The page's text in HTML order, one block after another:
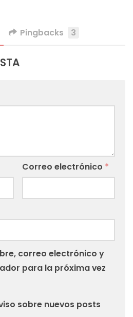
Pingbacks 3
Correo electrónico *
correo electrónico y
para la próxima vez
sobre nuevos posts